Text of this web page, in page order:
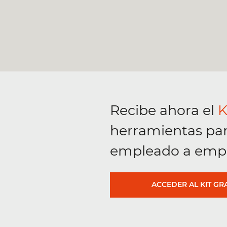
Recibe ahora el
herramientas
empleado a
ACCEDER AL KIT